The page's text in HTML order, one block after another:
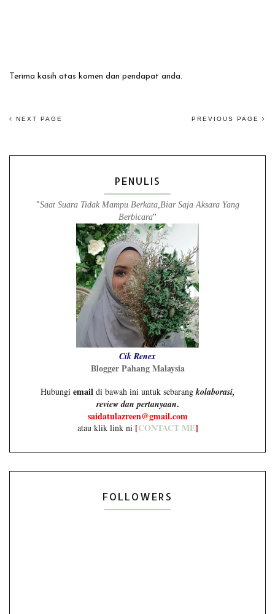
Terima kasih atas komen dan pendapat anda.
NEXT PAGE PREVIOUS PAGE
PENULIS
"Saat Suara Tidak Mampu Berkata,Biar Saja Aksara Yang
Berbicara"
Cik Renex
Blogger Pahang Malaysia
Hubungi emaildi bawah ini untuk sebarangkolaborasi,
review dan pertanyaan.
saidatulazreen@gmail.com
atau klik link ni [CONTACT ME]
FOLLOWERS